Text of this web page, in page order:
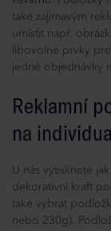
také zajímavým
umístit např.
libovolné prvky
jedné objednávky
Reklamní
na
U nás vytisknete
dekorativní kraft
také vybrat
nebo 230g).